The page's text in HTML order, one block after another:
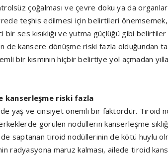
çoğalması ve çevre doku ya da
teşhis edilmesi için belirtileri önemsemek,
ses kısıklığı ve yutma güçlüğü gibi
de kansere dönüşme riski fazla olduğundan
bir kısmının hiçbir belirtiye yol açmadan
kanserleşme riski fazla
yaş ve cinsiyet önemli bir faktördür. Tiroid
görülen nodüllerin kanserleşme
saptanan tiroid nodüllerinin de kötü huylu
radyasyona maruz kalması, ailede tiroid